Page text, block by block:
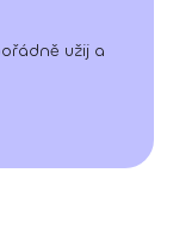
užij a